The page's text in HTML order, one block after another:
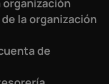
la organización
de